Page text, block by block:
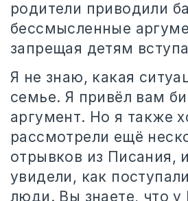
родители приводили
бессмысленные
запрещая детям
Я не знаю, какая
семье. Я привёл вам
аргумент. Но я также
рассмотрели ещё
отрывков из Писания,
увидели, как
люди. Вы знаете, что у